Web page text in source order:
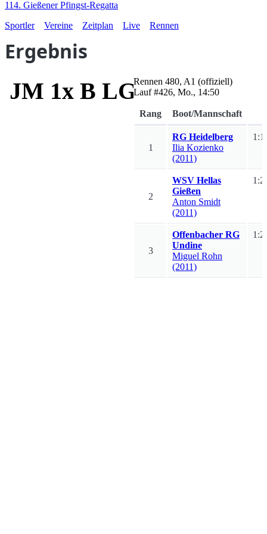
114. Gießener Pfingst-Regatta
Sportler
Vereine Zeitplan Live Rennen
Ergebnis
JM 1x B LG I-III LG
Rennen 480, A1 (offiziell)
Lauf #426, Mo., 14:50
Rang Boot/Mannschaft
1
RG Heidelberg
Ilia Kozienko
(2011)
2
WSV Hellas
Gießen
Anton Smidt
(2011)
3
Offenbacher RG
Undine
Miguel Rohn
(2011)